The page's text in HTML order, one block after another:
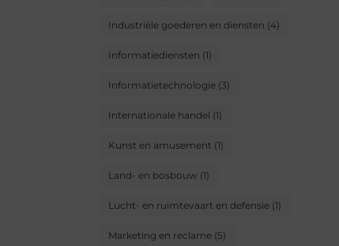
Industriële goederen en diensten (4)
Informatiediensten (1)
Informatietechnologie (3)
Internationale handel (1)
Kunst en amusement (1)
Land- en bosbouw (1)
Lucht- en ruimtevaart en defensie (1)
Marketing en reclame (5)